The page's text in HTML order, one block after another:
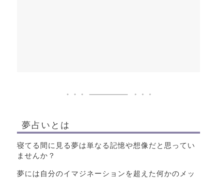
夢占いとは
寝てる間に見る夢は単なる記憶や想像だと思ってい
ませんか？
夢には自分のイマジネーションを超えた何かのメッ